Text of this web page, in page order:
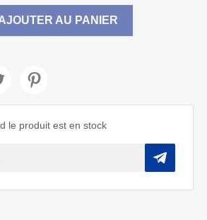
AU PANIER
le produit est en stock